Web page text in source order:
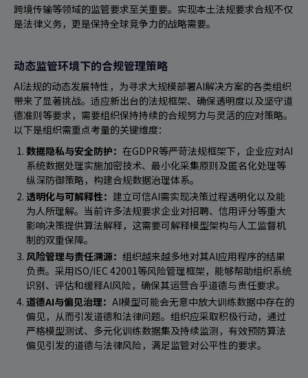
跨境传输等领域的监管要求至关重要。实现本土法规要求合规不仅
是法律义务，更是保持全球竞争力的战略需要。
动态监管环境下的合规管理策略
AI法规的动态发展特性，为寻求大规模部署AI解决方案的各类组织
带来了显著挑战。适应新出台的法规框架、确保透明度以及坚守道
德准则等要求，需要组织保持持续的合规努力与灵活的应对策略。
以下是组织需重点考量的关键维度：
数据隐私与安全防护： 在GDPR等严苛法规框架下，企业应对AI
系统数据处理实施加密技术、最小化采集原则及匿名化处理等
纵深防御策略，构建合规数据治理体系。
透明化与可解释性： 建立可信AI需实现决策过程透明化以及能
为人所理解。当前许多法规要求企业对招聘、信用评分等重大
影响决策提供算法解释，这需要可解释模型架构与人工监督机
制的双重保障。
风险管理与责任溯源： 组织越来越多地对其AI应用程序的结果
负责。采用ISO/IEC 42001等风险管理框架，能够帮助组织系统
识别、评估和缓释AI风险，确保其运营合乎道德与责任要求。
道德AI与偏见治理： AI模型可能会无意中放大训练数据中存在的
偏见，从而引发道德和法律问题。组织应采取积极行动，通过
严格模型测试、多元化训练数据集及持续监测，有效预防算法
偏见引发的道德与法律风险，满足监管对公平性的要求。